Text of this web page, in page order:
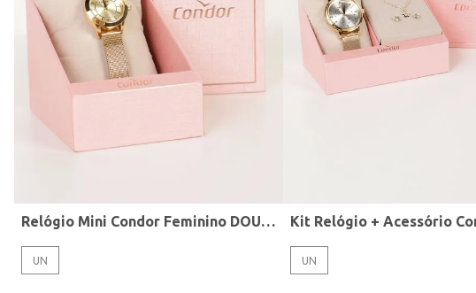
Modelo
Relógio Mini Condor Feminino DOURADO
UN UN